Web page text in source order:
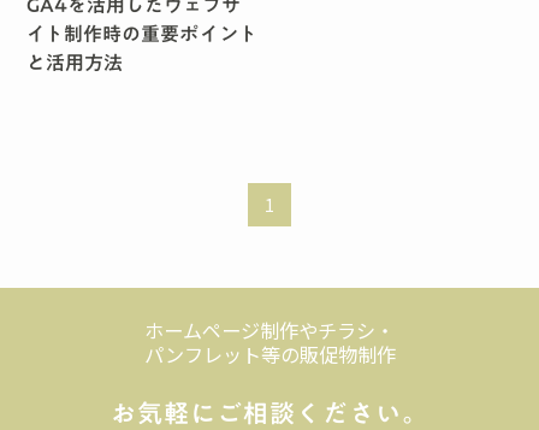
GA4を活用したウェブサ
イト制作時の重要ポイント
と活用方法
1
ホームページ制作やチラシ・
パンフレット等の販促物制作
お気軽にご相談ください。